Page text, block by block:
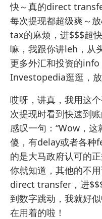
快～真的direct
每次提现都超级爽～
tax的麻烦，进$$$超
嘛，我跟你讲leh，从
更多外汇和投资的info
Investopedia逛逛，
哎呀，讲真，我用这
次提现时看到快速到
感叹一句：“Wow，
傻，有delay或者各种
的是大马政府认可的
你就知道，其他的不
direct transfer，进
到数字跳动，我就好
在用着的啦！